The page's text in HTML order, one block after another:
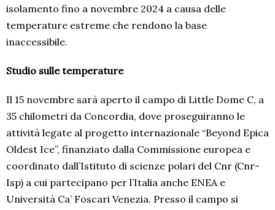
isolamento fino a novembre 2024 a causa delle
temperature estreme che rendono la base
inaccessibile.
Studio sulle temperature
Il 15 novembre sarà aperto il campo di Little Dome C, a
35 chilometri da Concordia, dove proseguiranno le
attività legate al progetto internazionale “Beyond Epica
Oldest Ice”, finanziato dalla Commissione europea e
coordinato dall’Istituto di scienze polari del Cnr (Cnr-
Isp) a cui partecipano per l’Italia anche ENEA e
Università Ca’ Foscari Venezia. Presso il campo si